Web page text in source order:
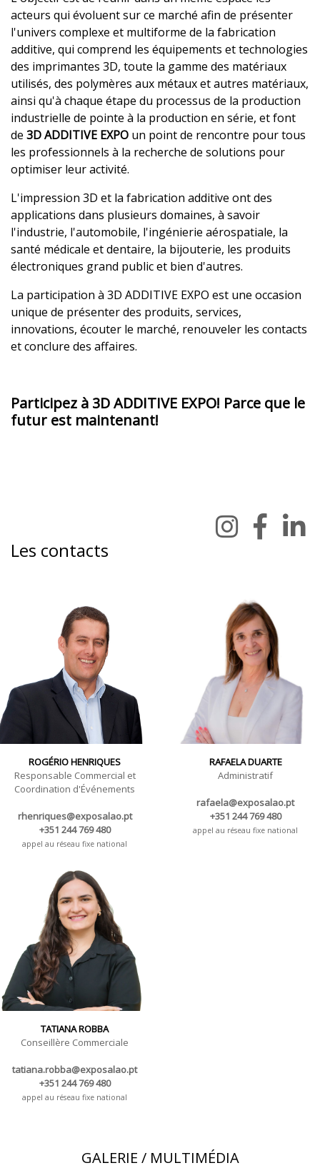
acteurs qui évoluent sur ce marché afin de présenter
l'univers complexe et multiforme de la fabrication
additive, qui comprend les équipements et technologies
des imprimantes 3D, toute la gamme des matériaux
utilisés, des polymères aux métaux et autres matériaux,
ainsi qu'à chaque étape du processus de la production
industrielle de pointe à la production en série, et font
de 3D ADDITIVE EXPO un point de rencontre pour tous
les professionnels à la recherche de solutions pour
optimiser leur activité.
L'impression 3D et la fabrication additive ont des
applications dans plusieurs domaines, à savoir
l'industrie, l'automobile, l'ingénierie aérospatiale, la
santé médicale et dentaire, la bijouterie, les produits
électroniques grand public et bien d'autres.
La participation à 3D ADDITIVE EXPO est une occasion
unique de présenter des produits, services,
innovations, écouter le marché, renouveler les contacts
et conclure des affaires.
Participez à 3D ADDITIVE EXPO! Parce que le
futur est maintenant!
Les contacts
ROGÉRIO HENRIQUES
Responsable Commercial et
Coordination d'Événements
rhenriques@exposalao.pt
+351 244 769 480
appel au réseau fixe national
RAFAELA DUARTE
Administratif
rafaela@exposalao.pt
+351 244 769 480
appel au réseau fixe national
TATIANA ROBBA
Conseillère Commerciale
tatiana.robba@exposalao.pt
+351 244 769 480
appel au réseau fixe national
GALERIE / MULTIMÉDIA